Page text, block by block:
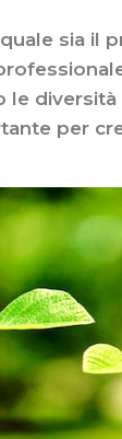
sia il
le diversità
per